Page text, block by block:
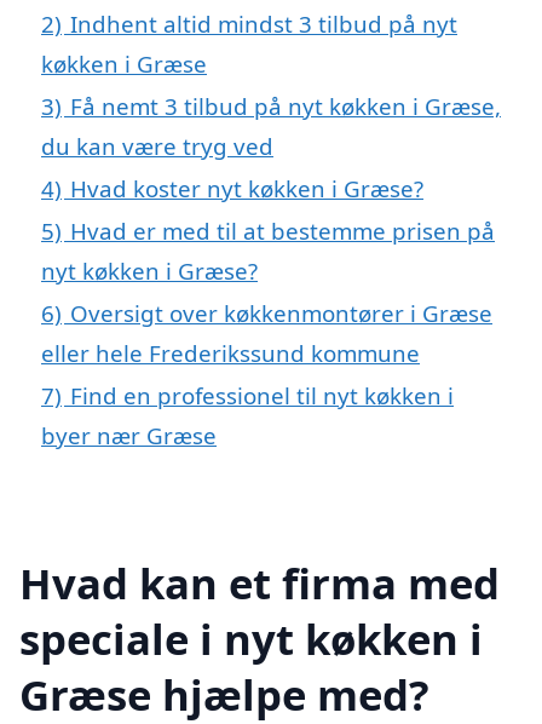
2) Indhent altid mindst 3 tilbud på nyt
køkken i Græse
3) Få nemt 3 tilbud på nyt køkken i Græse,
du kan være tryg ved
4) Hvad koster nyt køkken i Græse?
5) Hvad er med til at bestemme prisen på
nyt køkken i Græse?
6) Oversigt over køkkenmontører i Græse
eller hele Frederikssund kommune
7) Find en professionel til nyt køkken i
byer nær Græse
Hvad kan et firma med
speciale i nyt køkken i
Græse hjælpe med?